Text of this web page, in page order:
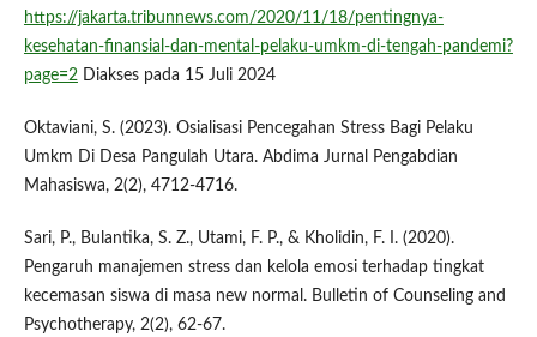
https://jakarta.tribunnews.com/2020/11/18/pentingnya-
kesehatan-finansial-dan-mental-pelaku-umkm-di-tengah-pandemi?
page=2Diakses pada 15 Juli 2024
Oktaviani, S. (2023). Osialisasi Pencegahan Stress Bagi Pelaku
Umkm Di Desa Pangulah Utara. Abdima Jurnal Pengabdian
Mahasiswa, 2(2), 4712-4716.
Sari, P., Bulantika, S. Z., Utami, F. P., & Kholidin, F. I. (2020).
Pengaruh manajemen stress dan kelola emosi terhadap tingkat
kecemasan siswa di masa new normal. Bulletin of Counseling and
Psychotherapy, 2(2), 62-67.